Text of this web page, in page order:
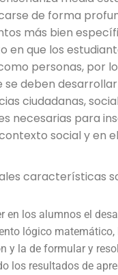
de forma
más bien
en que los
personas, por
se deben
ciudadanas,
necesarias para
social y en
características
en los alumnos el
lógico matemático,
y la de formular y
los resultados de